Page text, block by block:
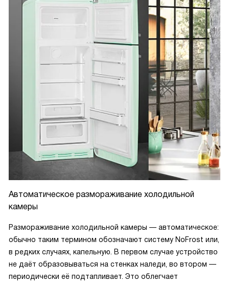
Автоматическое размораживание холодильной
камеры
Размораживание холодильной камеры — автоматическое:
обычно таким термином обозначают систему NoFrost или,
в редких случаях, капельную. В первом случае устройство
не даёт образовываться на стенках наледи, во втором —
периодически её подтапливает. Это облегчает